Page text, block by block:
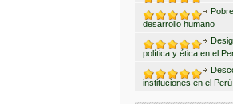
desarrollo humano
política y ética en el
instituciones en el Perú